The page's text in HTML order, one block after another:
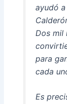
ayudó
Dos mil
para
cada
Es